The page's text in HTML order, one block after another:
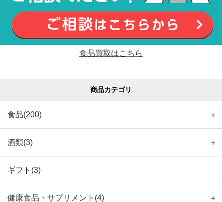
食品買取はこちら
商品カテゴリ
食品(200) ＋
酒類(3) ＋
ギフト(3)
健康食品・サプリメント(4) ＋